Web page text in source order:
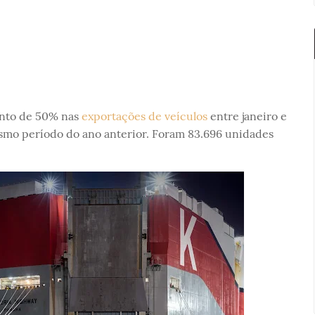
de 50% nas exportações de veículosentre janeiro e
período do ano anterior. Foram 83.696 unidades